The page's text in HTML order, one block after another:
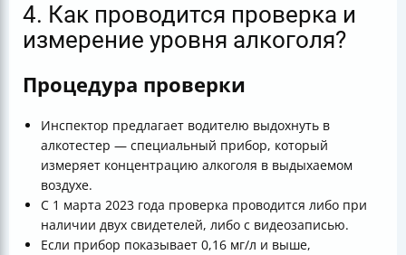
4. Как проводится проверка и
измерение уровня алкоголя?
Процедура проверки
Инспектор предлагает водителю выдохнуть в
алкотестер — специальный прибор, который
измеряет концентрацию алкоголя в выдыхаемом
воздухе.
С 1 марта 2023 года проверка проводится либо при
наличии двух свидетелей, либо с видеозаписью.
Если прибор показывает 0,16 мг/л и выше,